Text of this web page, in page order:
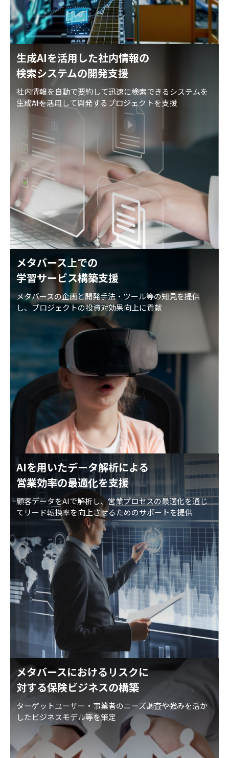
生成AIを活用した社内情報の
検索システムの開発支援
社内情報を自動で要約して迅速に検索できるシステムを
生成AIを活用して開発するプロジェクトを支援
メタバース上での
学習サービス構築支援
メタバースの企画と開発手法・ツール等の知見を提供
し、プロジェクトの投資対効果向上に貢献
AIを用いたデータ解析による
営業効率の最適化を支援
顧客データをAIで解析し、営業プロセスの最適化を通じ
てリード転換率を向上させるためのサポートを提供
メタバースにおけるリスクに
対する保険ビジネスの構築
ターゲットユーザー・事業者のニーズ調査や強みを活か
したビジネスモデル等を策定